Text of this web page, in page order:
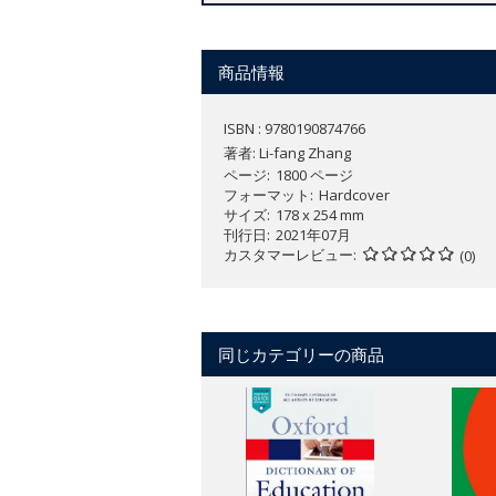
and education.
literature. Contributors from different
they are systematic and in-depth
TheEncyclopedia
mechanisms operating in
and perspectives from multiple
developments. At the same time, the
商品情報
ISBN : 9780190874766
著者: Li-fang Zhang
ページ 1800 ページ
フォーマット
Hardcover
サイズ 178 x 254 mm
刊行日 2021年07月
カスタマーレビュー
(0)
同じカテゴリーの商品